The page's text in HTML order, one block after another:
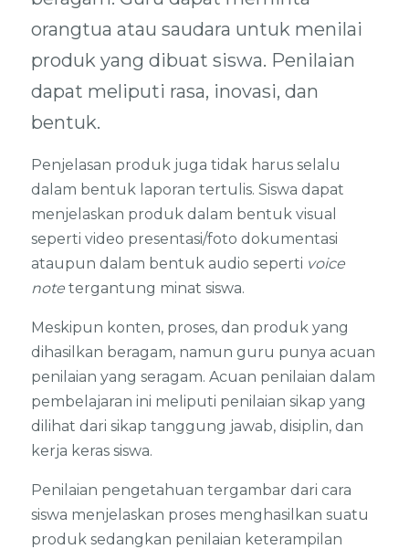
orangtua atau saudara untuk menilai
produk yang dibuat siswa. Penilaian
dapat meliputi rasa, inovasi, dan
bentuk.
Penjelasan produk juga tidak harus selalu
dalam bentuk laporan tertulis. Siswa dapat
menjelaskan produk dalam bentuk visual
seperti video presentasi/foto dokumentasi
ataupun dalam bentuk audio seperti voice
notetergantung minat siswa.
Meskipun konten, proses, dan produk yang
dihasilkan beragam, namun guru punya acuan
penilaian yang seragam. Acuan penilaian dalam
pembelajaran ini meliputi penilaian sikap yang
dilihat dari sikap tanggung jawab, disiplin, dan
kerja keras siswa.
Penilaian pengetahuan tergambar dari cara
siswa menjelaskan proses menghasilkan suatu
produk sedangkan penilaian keterampilan